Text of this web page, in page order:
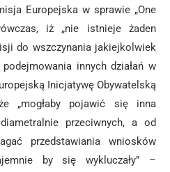
Europejska w sprawie „One
iż „nie istnieje żaden
do wszczynania jakiejkolwiek
innych działań w
Inicjatywę Obywatelską
„mogłaby pojawić się inna
przeciwnych, a od
przedstawiania wniosków
by się wykluczały” –